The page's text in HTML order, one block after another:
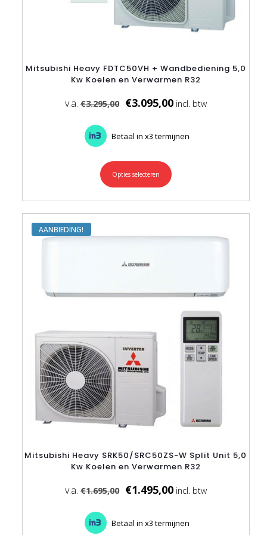
Mitsubishi Heavy FDTC50VH + Wandbediening 5,0
Kw Koelen en Verwarmen R32
€3.295,00 €3.095,00
Betaal in x3 termijnen
Opties selecteren
Dit
product
heeft
meerdere
Deze
gekozen
op
AANBIEDING
Mitsubishi Heavy SRK50/SRC50ZS-W Split Unit 5,0
Kw Koelen en Verwarmen R32
€1.695,00 €1.495,00
Betaal in x3 termijnen